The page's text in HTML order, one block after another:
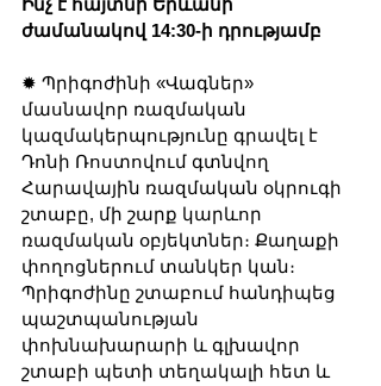
Ինչ է հայտնի Երևանի
ժամանակով 14:30-ի դրությամբ
✹ Պրիգոժինի «Վագներ»
մասնավոր ռազմական
կազմակերպությունը գրավել է
Դոնի Ռոստովում գտնվող
Հարավային ռազմական օկրուգի
շտաբը, մի շարք կարևոր
ռազմական օբյեկտներ։ Քաղաքի
փողոցներում տանկեր կան։
Պրիգոժինը շտաբում հանդիպեց
պաշտպանության
փոխնախարարի և գլխավոր
շտաբի պետի տեղակալի հետ և